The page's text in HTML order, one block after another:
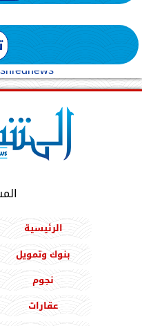
الرئيسية
بنوك وتمويل
نجوم
عقارات